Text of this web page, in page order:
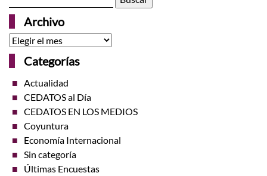
Archivo
Archivo
Categorías
Actualidad
CEDATOS al Día
CEDATOS EN LOS MEDIOS
Coyuntura
Economía Internacional
Sin categoría
Últimas Encuestas